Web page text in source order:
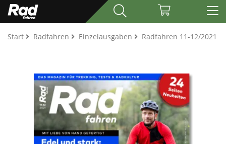
Start Radfahren Einzelausgaben Radfahren 11-12/2021